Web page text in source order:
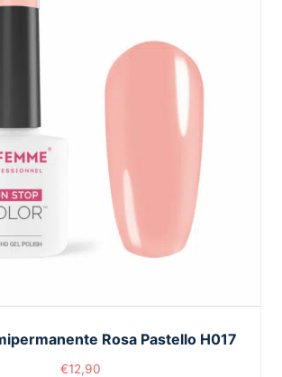
Rosa Pastello H017
€12,90